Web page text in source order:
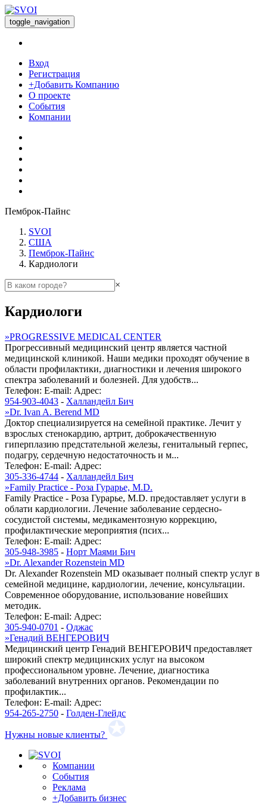
toggle_navigation
Вход
Регистрация
+Добавить Компанию
О проекте
События
Компании
Пемброк-Пайнс
SVOI
США
Пемброк-Пайнс
Кардиологи
×
Кардиологи
»PROGRESSIVE MEDICAL CENTER
Прогрессивный медицинский центр является частной
медицинской клиникой. Наши медики проходят обучение в
области профилактики, диагностики и лечения широкого
спектра заболеваний и болезней. Для удобств...
Телефон: E-mail: Адрес:
954-903-4043 - Халландейл Бич
»Dr. Ivan A. Berend MD
Доктор специализируется на семейной практике. Лечит у
взрослых стенокардию, артрит, доброкачественную
гиперплазию предстательной железы, генитальный герпес,
подагру, сердечную недостаточность и м...
Телефон: E-mail: Адрес:
305-336-4744 - Халландейл Бич
»Family Practice - Роза Гурарье, M.D.
Family Practice - Роза Гурарье, M.D. предоставляет услуги в
облати кардиологии. Лечение заболевание сердесно-
сосудистой системы, медикаментозную коррекцию,
профилактические мероприятия (псих...
Телефон: E-mail: Адрес:
305-948-3985 - Норт Маями Бич
»Dr. Alexander Rozenstein MD
Dr. Alexander Rozenstein MD оказывает полный спектр услуг в
семейной медицине, кардиологии, лечение, консультации.
Современное оборудование, использование новейших
методик.
Телефон: E-mail: Адрес:
305-940-0701 - Оджас
»Генадий ВЕНГЕРОВИЧ
Медицинский центр Генадий ВЕНГЕРОВИЧ предоставляет
широкий спектр медицинских услуг на высоком
профессиональном уровне. Лечение, диагностика
заболеваний внутренних органов. Рекомендации по
профилактик...
Телефон: E-mail: Адрес:
954-265-2750 - Голден-Глейдс
Нужны новые клиенты?
Компании
События
Реклама
+Добавить бизнес